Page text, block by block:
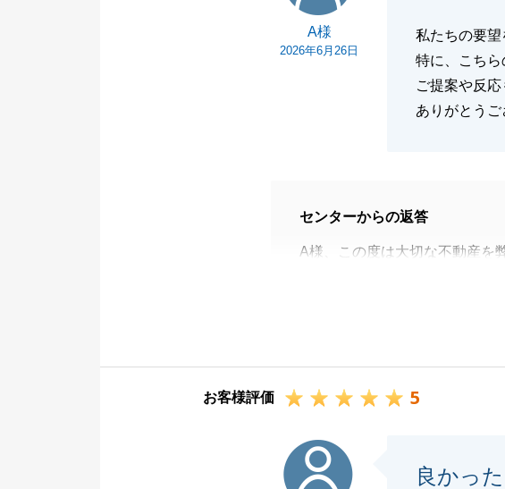
今後とも宜しくお願い申し上げ
A様
2026年6月26日
私たちの要望
特に、こちら
ご提案や反
ありがとうご
センターからの返答
A様、この度は大切な不動産を
お取引がスムーズに進んだの
たら些細な事でも結構ですの
今後とも宜しくお願い申し上げ
お客様評価 5
良かった